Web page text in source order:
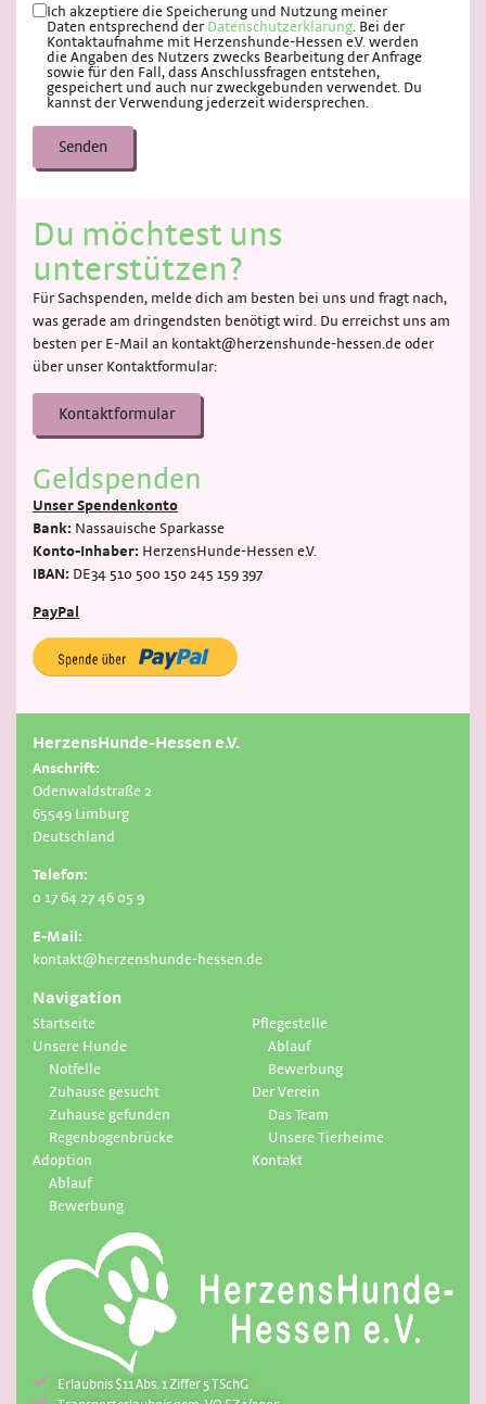
Ich akzeptiere die Speicherung und Nutzung meiner
Daten entsprechend der Datenschutzerklärung. Bei der
Kontaktaufnahme mit Herzenshunde-Hessen e.V. werden
die Angaben des Nutzers zwecks Bearbeitung der Anfrage
sowie für den Fall, dass Anschlussfragen entstehen,
gespeichert und auch nur zweckgebunden verwendet. Du
kannst der Verwendung jederzeit widersprechen.
Senden
Du möchtest uns
unterstützen?
Für Sachspenden, melde dich am besten bei uns und fragt nach,
was gerade am dringendsten benötigt wird. Du erreichst uns am
besten per E-Mail an kontakt@herzenshunde-hessen.de oder
über unser Kontaktformular:
Kontaktformular
Geldspenden
Unser Spendenkonto
Bank: Nassauische Sparkasse
Konto-Inhaber: HerzensHunde-Hessen e.V.
IBAN: DE34 510 500 150 245 159 397
PayPal
HerzensHunde-Hessen e.V.
Anschrift:
Odenwaldstraße 2
65549 Limburg
Deutschland
Telefon:
0 17 64 27 46 05 9
E-Mail:
kontakt@herzenshunde-hessen.de
Navigation
Startseite
Unsere Hunde
Notfelle
Zuhause gesucht
Zuhause gefunden
Regenbogenbrücke
Adoption
Ablauf
Bewerbung
Pflegestelle
Ablauf
Bewerbung
Der Verein
Das Team
Unsere Tierheime
Kontakt
Erlaubnis $11 Abs. 1 Ziffer 5 TSchG